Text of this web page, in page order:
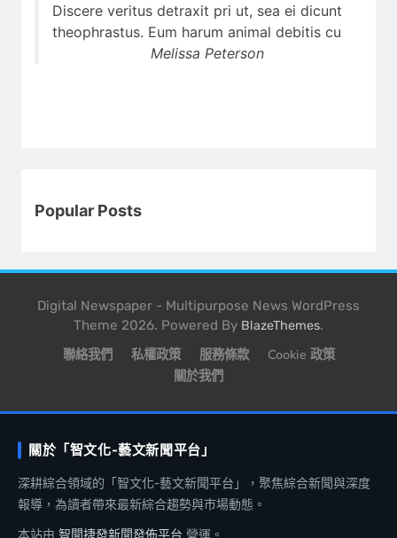
Discere veritus detraxit pri ut, sea ei dicunt
theophrastus. Eum harum animal debitis cu
Melissa Peterson
Popular Posts
Digital Newspaper - Multipurpose News WordPress
Theme 2026. Powered By BlazeThemes.
聯絡我們 私權政策 服務條款
Cookie 政策
關於我們
關於「智文化-藝文新聞平台」
深耕綜合領域的「智文化-藝文新聞平台」，聚焦綜合新聞與深度
報導，為讀者帶來最新綜合趨勢與市場動態。
本站由 智聞捷發新聞發佈平台 營運。